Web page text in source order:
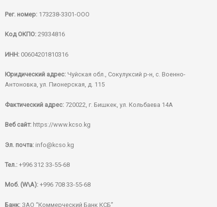
Рег. номер: 173238-3301-ООО
Код ОКПО: 29334816
ИНН: 00604201810316
Юридический адрес: Чуйская обл., Сокулуксий р-н, с. Военно-
Антоновка, ул. Пионерская, д. 115
Фактический адрес: 720022, г. Бишкек, ул. Кольбаева 14А
Веб сайт: https://www.kcso.kg
Эл. почта: info@kcso.kg
Тел.: +996 312 33-55-68
Моб. (W\A): +996 708 33-55-68
Банк: ЗАО “Коммерческий Банк КСБ”